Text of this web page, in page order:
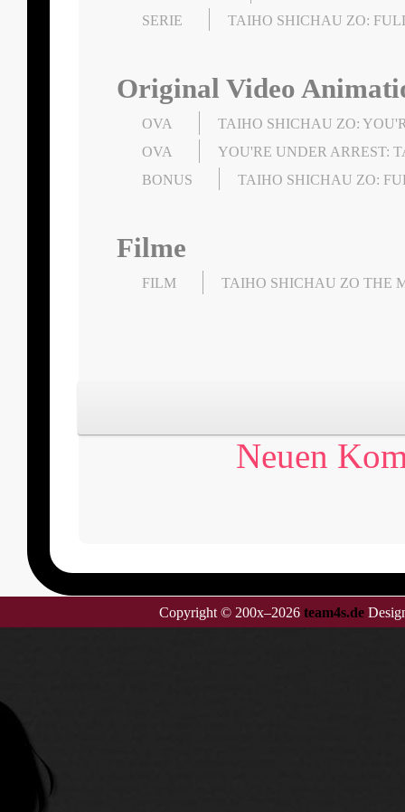
SERIE
TAIHO SHICHAU ZO:
Original Video
OVA
TAIHO SHICHAU ZO:
OVA
YOU'RE UNDER ARREST:
BONUS
TAIHO SHICHAU ZO:
Filme
FILM TAIHO SHICHAU ZO THE
Neuen
Copyright © 200x–2026 team4s.de